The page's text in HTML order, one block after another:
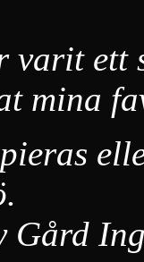
ett
mina
Gård